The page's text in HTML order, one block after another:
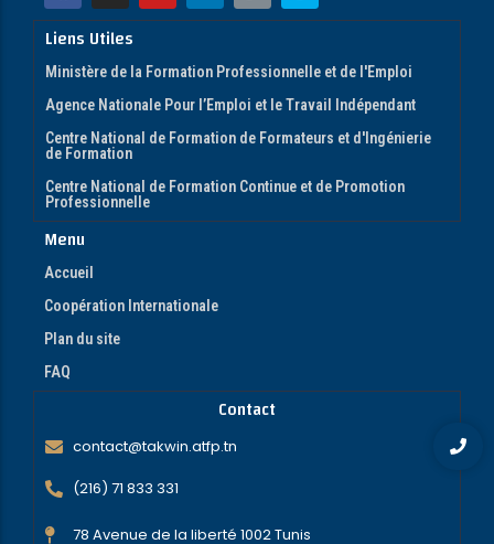
Liens Utiles
Ministère de la Formation Professionnelle et de l'Emploi
Agence Nationale Pour l’Emploi et le Travail Indépendant
Centre National de Formation de Formateurs et d'Ingénierie
de Formation
Centre National de Formation Continue et de Promotion
Professionnelle
Menu
Accueil
Coopération Internationale
Plan du site
FAQ
Contact
contact@takwin.atfp.tn
(216) 71 833 331
78 Avenue de la liberté 1002 Tunis